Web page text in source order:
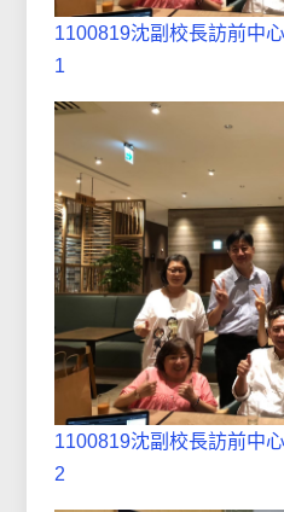
1100819沈副校長訪前中
1
1100819沈副校長訪前中
2